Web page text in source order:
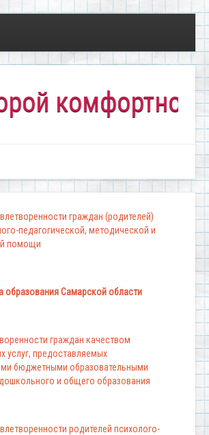
комфортно
граждан (родителей)
педагогической, методической и
помощи
образования Самарской области
граждан качеством
услуг, предоставляемых
бюджетными образовательными
и общего образования
родителей психолого-